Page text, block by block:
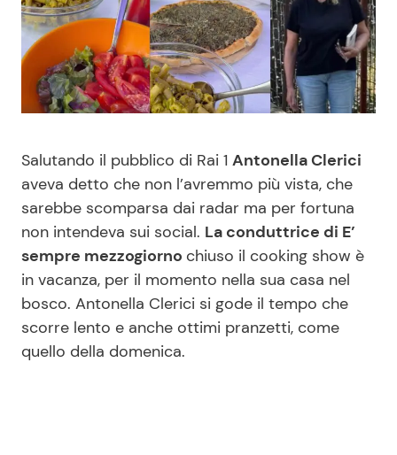
Benessere
Casa
Mondo Mamma
News benessere
Salute
Viaggi e Turismo
Cucina e Ricette
Consigli di Cucina
Le Ricette in TV
Primi Piatti
Ricette Facili e Veloci
Ricette Feste
Salutando il pubblico di Rai 1 Antonella Clerici
aveva detto che non l’avremmo più vista, che
sarebbe scomparsa dai radar ma per fortuna
non intendeva sui social. La conduttrice di E’
sempre mezzogiorno chiuso il cooking show è
in vacanza, per il momento nella sua casa nel
bosco. Antonella Clerici si gode il tempo che
scorre lento e anche ottimi pranzetti, come
quello della domenica.